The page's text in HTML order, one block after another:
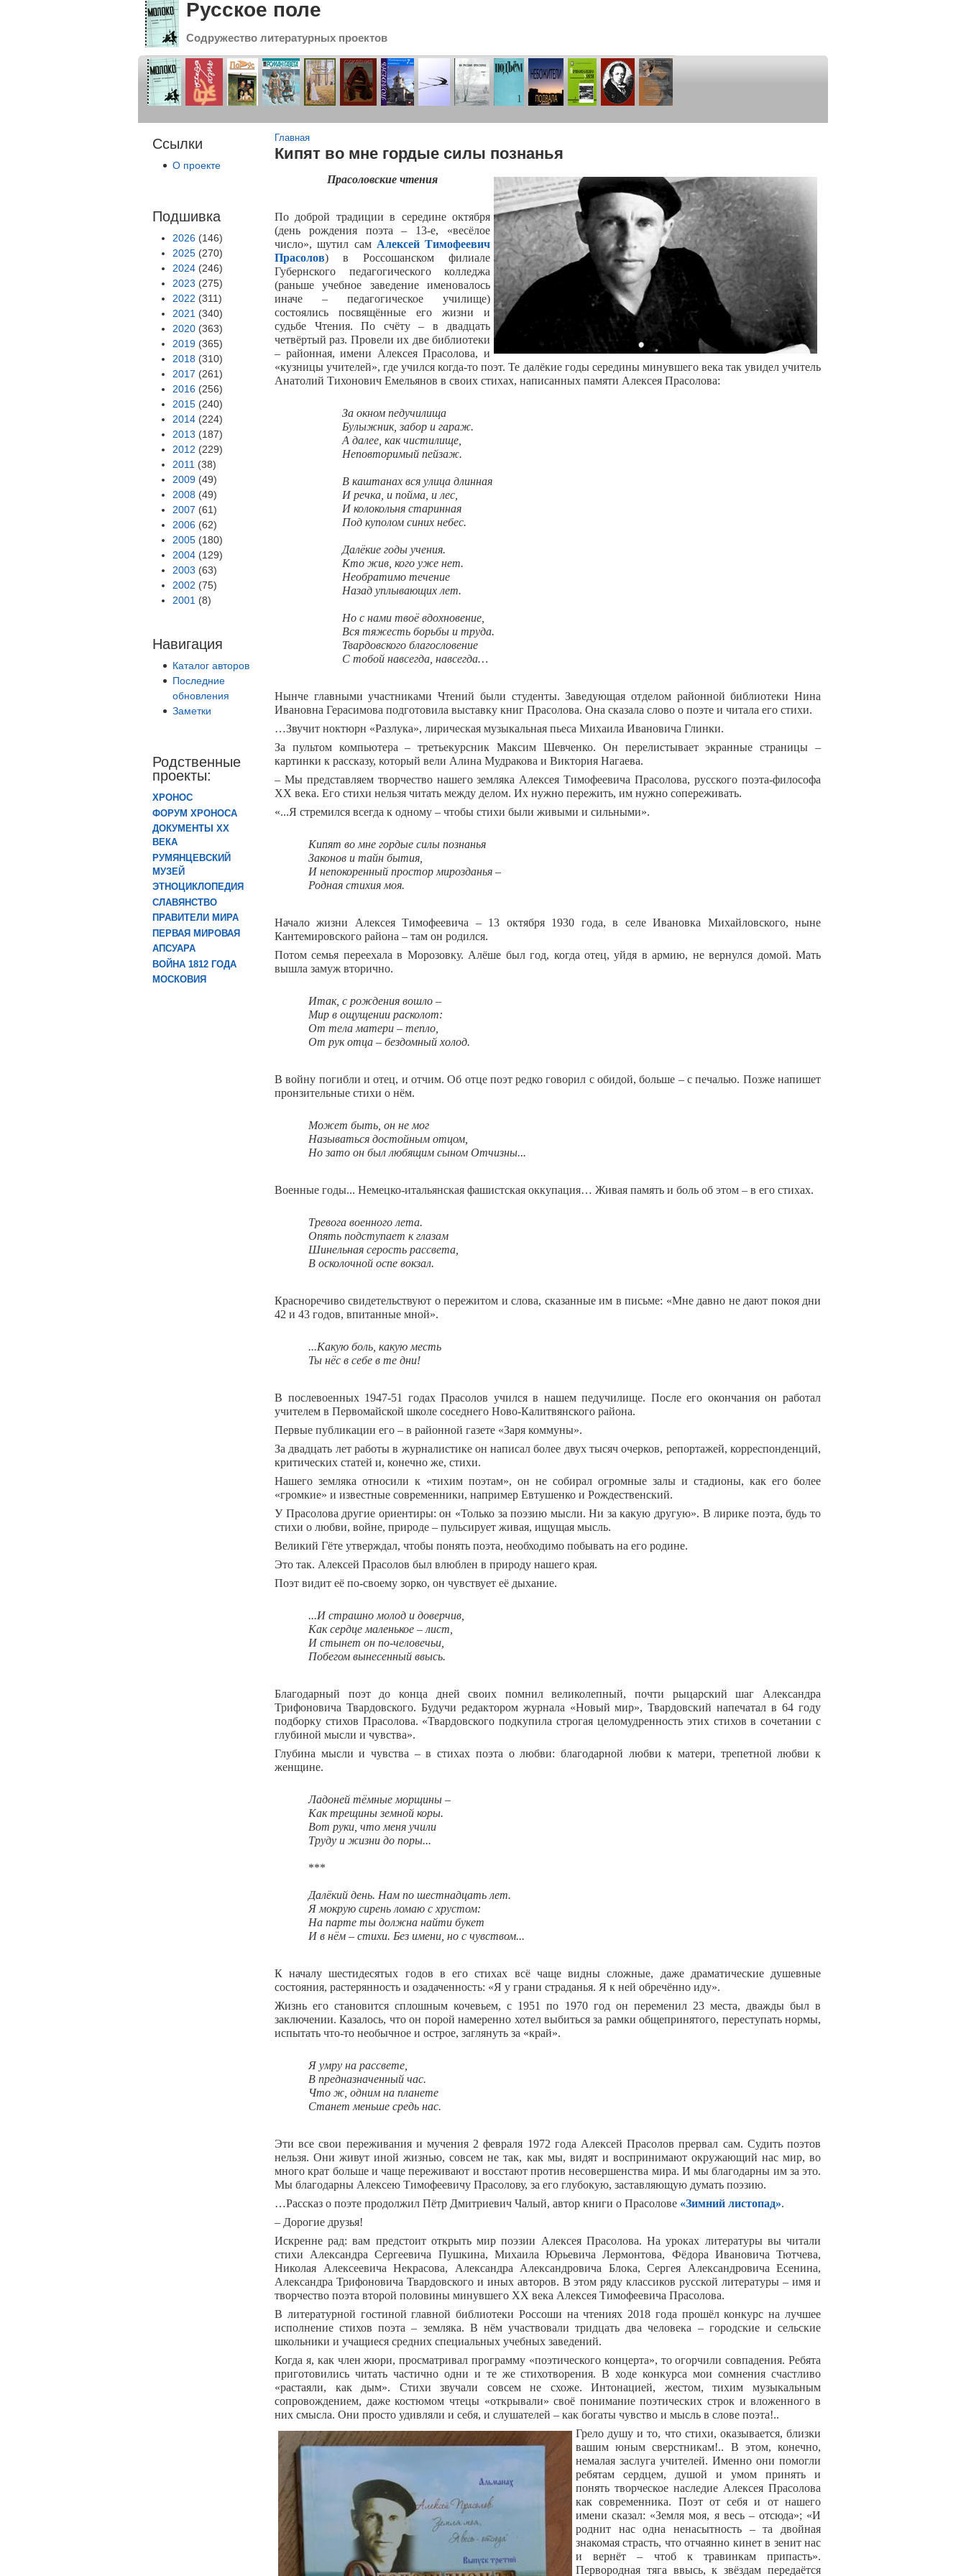
Русское поле
Содружество литературных проектов
Ссылки
О проекте
Подшивка
2026 (146)
2025 (270)
2024 (246)
2023 (275)
2022 (311)
2021 (340)
2020 (363)
2019 (365)
2018 (310)
2017 (261)
2016 (256)
2015 (240)
2014 (224)
2013 (187)
2012 (229)
2011 (38)
2009 (49)
2008 (49)
2007 (61)
2006 (62)
2005 (180)
2004 (129)
2003 (63)
2002 (75)
2001 (8)
Навигация
Каталог авторов
Последние
обновления
Заметки
Родственные
проекты:
ХРОНОС
ФОРУМ ХРОНОСА
ДОКУМЕНТЫ XX
ВЕКА
РУМЯНЦЕВСКИЙ
МУЗЕЙ
ЭТНОЦИКЛОПЕДИЯ
СЛАВЯНСТВО
ПРАВИТЕЛИ МИРА
ПЕРВАЯ МИРОВАЯ
АПСУАРА
ВОЙНА 1812 ГОДА
МОСКОВИЯ
Вы здесь
Главная
Кипят во мне гордые силы познанья
Прасоловские чтения
По доброй традиции в середине октября
(день рождения поэта – 13-е, «весёлое
число», шутил сам Алексей Тимофеевич
Прасолов) в Россошанском филиале
Губернского педагогического колледжа
(раньше учебное заведение именовалось
иначе – педагогическое училище)
состоялись посвящённые его жизни и
судьбе Чтения. По счёту – в двадцать
четвёртый раз. Провели их две библиотеки
– районная, имени Алексея Прасолова, и
«кузницы учителей», где учился когда-то поэт. Те далёкие годы середины минувшего века так увидел учитель
Анатолий Тихонович Емельянов в своих стихах, написанных памяти Алексея Прасолова:
За окном педучилища
Булыжник, забор и гараж.
А далее, как чистилище,
Неповторимый пейзаж.
В каштанах вся улица длинная
И речка, и пойма, и лес,
И колокольня старинная
Под куполом синих небес.
Далёкие годы учения.
Кто жив, кого уже нет.
Необратимо течение
Назад уплывающих лет.
Но с нами твоё вдохновение,
Вся тяжесть борьбы и труда.
Твардовского благословение
С тобой навсегда, навсегда…
Нынче главными участниками Чтений были студенты. Заведующая отделом районной библиотеки Нина
Ивановна Герасимова подготовила выставку книг Прасолова. Она сказала слово о поэте и читала его стихи.
…Звучит ноктюрн «Разлука», лирическая музыкальная пьеса Михаила Ивановича Глинки.
За пультом компьютера – третьекурсник Максим Шевченко. Он перелистывает экранные страницы –
картинки к рассказу, который вели Алина Мудракова и Виктория Нагаева.
– Мы представляем творчество нашего земляка Алексея Тимофеевича Прасолова, русского поэта-философа
ХХ века. Его стихи нельзя читать между делом. Их нужно пережить, им нужно сопереживать.
«...Я стремился всегда к одному – чтобы стихи были живыми и сильными».
Кипят во мне гордые силы познанья
Законов и тайн бытия,
И непокоренный простор мирозданья –
Родная стихия моя.
Начало жизни Алексея Тимофеевича – 13 октября 1930 года, в селе Ивановка Михайловского, ныне
Кантемировского района – там он родился.
Потом семья переехала в Морозовку. Алёше был год, когда отец, уйдя в армию, не вернулся домой. Мать
вышла замуж вторично.
Итак, с рождения вошло –
Мир в ощущении расколот:
От тела матери – тепло,
От рук отца – бездомный холод.
В войну погибли и отец, и отчим. Об отце поэт редко говорил с обидой, больше – с печалью. Позже напишет
пронзительные стихи о нём.
Может быть, он не мог
Называться достойным отцом,
Но зато он был любящим сыном Отчизны...
Военные годы... Немецко-итальянская фашистская оккупация… Живая память и боль об этом – в его стихах.
Тревога военного лета.
Опять подступает к глазам
Шинельная серость рассвета,
В осколочной оспе вокзал.
Красноречиво свидетельствуют о пережитом и слова, сказанные им в письме: «Мне давно не дают покоя дни
42 и 43 годов, впитанные мной».
...Какую боль, какую месть
Ты нёс в себе в те дни!
В послевоенных 1947-51 годах Прасолов учился в нашем педучилище. После его окончания он работал
учителем в Первомайской школе соседнего Ново-Калитвянского района.
Первые публикации его – в районной газете «Заря коммуны».
За двадцать лет работы в журналистике он написал более двух тысяч очерков, репортажей, корреспонденций,
критических статей и, конечно же, стихи.
Нашего земляка относили к «тихим поэтам», он не собирал огромные залы и стадионы, как его более
«громкие» и известные современники, например Евтушенко и Рождественский.
У Прасолова другие ориентиры: он «Только за поэзию мысли. Ни за какую другую». В лирике поэта, будь то
стихи о любви, войне, природе – пульсирует живая, ищущая мысль.
Великий Гёте утверждал, чтобы понять поэта, необходимо побывать на его родине.
Это так. Алексей Прасолов был влюблен в природу нашего края.
Поэт видит её по-своему зорко, он чувствует её дыхание.
...И страшно молод и доверчив,
Как сердце маленькое – лист,
И стынет он по-человечьи,
Побегом вынесенный ввысь.
Благодарный поэт до конца дней своих помнил великолепный, почти рыцарский шаг Александра
Трифоновича Твардовского. Будучи редактором журнала «Новый мир», Твардовский напечатал в 64 году
подборку стихов Прасолова. «Твардовского подкупила строгая целомудренность этих стихов в сочетании с
глубиной мысли и чувства».
Глубина мысли и чувства – в стихах поэта о любви: благодарной любви к матери, трепетной любви к
женщине.
Ладоней тёмные морщины –
Как трещины земной коры.
Вот руки, что меня учили
Труду и жизни до поры...
***
Далёкий день. Нам по шестнадцать лет.
Я мокрую сирень ломаю с хрустом:
На парте ты должна найти букет
И в нём – стихи. Без имени, но с чувством...
К началу шестидесятых годов в его стихах всё чаще видны сложные, даже драматические душевные
состояния, растерянность и озадаченность: «Я у грани страданья. Я к ней обречённо иду».
Жизнь его становится сплошным кочевьем, с 1951 по 1970 год он переменил 23 места, дважды был в
заключении. Казалось, что он порой намеренно хотел выбиться за рамки общепринятого, переступать нормы,
испытать что-то необычное и острое, заглянуть за «край».
Я умру на рассвете,
В предназначенный час.
Что ж, одним на планете
Станет меньше средь нас.
Эти все свои переживания и мучения 2 февраля 1972 года Алексей Прасолов прервал сам. Судить поэтов
нельзя. Они живут иной жизнью, совсем не так, как мы, видят и воспринимают окружающий нас мир, во
много крат больше и чаще переживают и восстают против несовершенства мира. И мы благодарны им за это.
Мы благодарны Алексею Тимофеевичу Прасолову, за его глубокую, заставляющую думать поэзию.
…Рассказ о поэте продолжил Пётр Дмитриевич Чалый, автор книги о Прасолове «Зимний листопад».
– Дорогие друзья!
Искренне рад: вам предстоит открыть мир поэзии Алексея Прасолова. На уроках литературы вы читали
стихи Александра Сергеевича Пушкина, Михаила Юрьевича Лермонтова, Фёдора Ивановича Тютчева,
Николая Алексеевича Некрасова, Александра Александровича Блока, Сергея Александровича Есенина,
Александра Трифоновича Твардовского и иных авторов. В этом ряду классиков русской литературы – имя и
творчество поэта второй половины минувшего ХХ века Алексея Тимофеевича Прасолова.
В литературной гостиной главной библиотеки Россоши на чтениях 2018 года прошёл конкурс на лучшее
исполнение стихов поэта – земляка. В нём участвовали тридцать два человека – городские и сельские
школьники и учащиеся средних специальных учебных заведений.
Когда я, как член жюри, просматривал программу «поэтического концерта», то огорчили совпадения. Ребята
приготовились читать частично одни и те же стихотворения. В ходе конкурса мои сомнения счастливо
«растаяли, как дым». Стихи звучали совсем не схоже. Интонацией, жестом, тихим музыкальным
сопровождением, даже костюмом чтецы «открывали» своё понимание поэтических строк и вложенного в
них смысла. Они просто удивляли и себя, и слушателей – как богаты чувство и мысль в слове поэта!..
Грело душу и то, что стихи, оказывается, близки
вашим юным сверстникам!.. В этом, конечно,
немалая заслуга учителей. Именно они помогли
ребятам сердцем, душой и умом принять и
понять творческое наследие Алексея Прасолова
как современника. Поэт от себя и от нашего
имени сказал: «Земля моя, я весь – отсюда»; «И
роднит нас одна ненасытность – та двойная
знакомая страсть, что отчаянно кинет в зенит нас
и вернёт – чтоб к травинкам припасть».
Первородная тяга ввысь, к звёздам передаётся